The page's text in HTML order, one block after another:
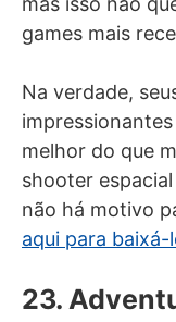
games mais
Na verdade,
melhor do que
shooter
não há motivo
aqui para baixá-
23.